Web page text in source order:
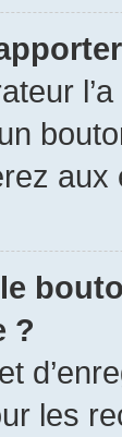
aux
?
les